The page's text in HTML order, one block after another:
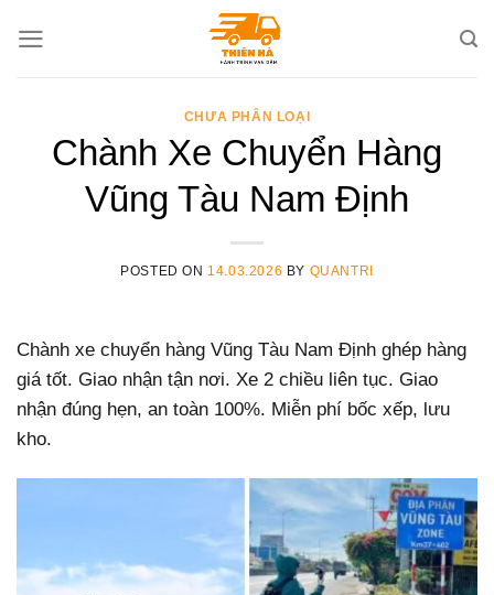
CHƯA PHÂN LOẠI
Chành Xe Chuyển Hàng
Vũng Tàu Nam Định
POSTED ON 14.03.2026 BY QUANTRI
Chành xe chuyển hàng Vũng Tàu Nam Định ghép hàng
giá tốt. Giao nhận tận nơi. Xe 2 chiều liên tục. Giao
nhận đúng hẹn, an toàn 100%. Miễn phí bốc xếp, lưu
kho.